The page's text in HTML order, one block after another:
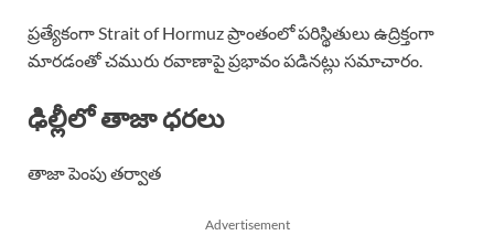
ప్రత్యేకంగా Strait of Hormuz ప్రాంతంలో పరిస్థితులు ఉద్రిక్తంగా
మారడంతో చమురు రవాణాపై ప్రభావం పడినట్లు సమాచారం.
ఢిల్లీలో తాజా ధరలు
తాజా పెంపు తర్వాత
Advertisement